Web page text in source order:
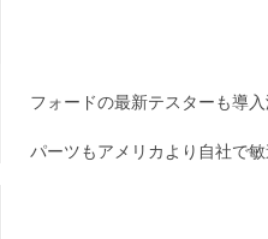
フォードの最新テスターも導
パーツもアメリカより自社で